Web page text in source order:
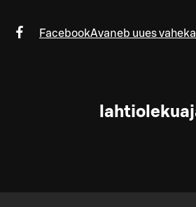
FacebookAvaneb uues